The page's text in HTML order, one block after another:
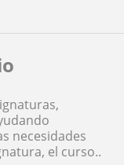
necesidades
el curso..